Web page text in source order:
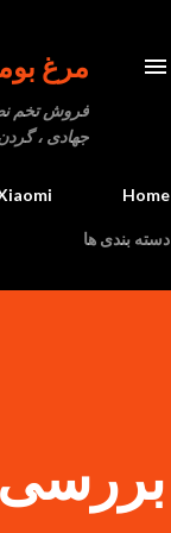
مرغ
فروش تخم
جهادی ،
Home
دسته بندی ها